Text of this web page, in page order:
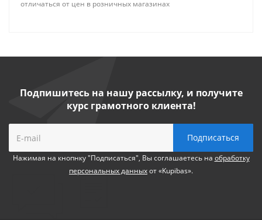
отличаться от цен в розничных магазинах
Подпишитесь на нашу рассылку, и получите
курс грамотного клиента!
Нажимая на кнопнку "Подписаться", Вы соглашаетесь на обработку
персональных данныхот «Kupibas».